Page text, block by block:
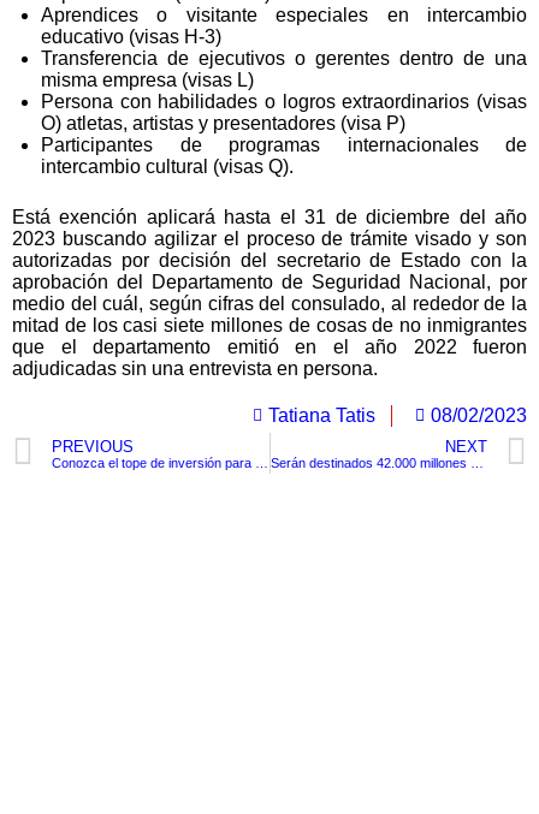
Aprendices o visitante especiales en intercambio
educativo (visas H-3)
Transferencia de ejecutivos o gerentes dentro de una
misma empresa (visas L)
Persona con habilidades o logros extraordinarios (visas
O) atletas, artistas y presentadores (visa P)
Participantes de programas internacionales de
intercambio cultural (visas Q).
Está exención aplicará hasta el 31 de diciembre del año
2023 buscando agilizar el proceso de trámite visado y son
autorizadas por decisión del secretario de Estado con la
aprobación del Departamento de Seguridad Nacional, por
medio del cuál, según cifras del consulado, al rededor de la
mitad de los casi siete millones de cosas de no inmigrantes
que el departamento emitió en el año 2022 fueron
adjudicadas sin una entrevista en persona.
Tatiana Tatis 08/02/2023
PREVIOUS NEXT